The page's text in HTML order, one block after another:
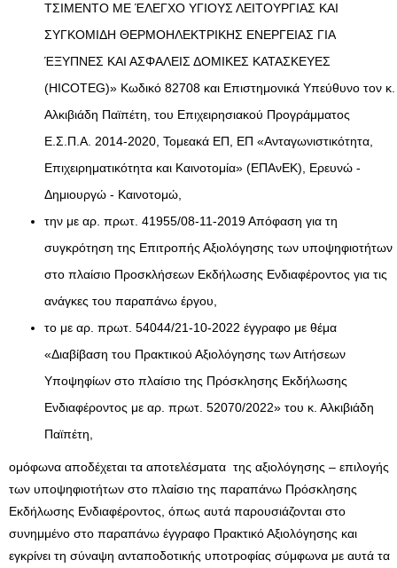
TΣΙΜΕΝΤΟ ΜΕ ΈΛΕΓΧΟ ΥΓΙΟΥΣ ΛΕΙΤΟΥΡΓΙΑΣ ΚΑΙ
ΣΥΓΚΟΜΙΔΗ ΘΕΡΜΟΗΛΕΚΤΡΙΚΗΣ ΕΝΕΡΓΕΙΑΣ ΓΙΑ
ΈΞΥΠΝΕΣ ΚΑΙ ΑΣΦΑΛΕΙΣ ΔΟΜΙΚΕΣ ΚΑΤΑΣΚΕΥΕΣ
(HICOTEG)» Κωδικό 82708 και Επιστημονικά Υπεύθυνο τον κ.
Αλκιβιάδη Παϊπέτη, του Επιχειρησιακού Προγράμματος
Ε.Σ.Π.Α. 2014-2020, Τομεακά ΕΠ, ΕΠ «Ανταγωνιστικότητα,
Επιχειρηματικότητα και Καινοτομία» (ΕΠΑνΕΚ), Ερευνώ -
Δημιουργώ - Καινοτομώ,
την με αρ. πρωτ. 41955/08-11-2019 Απόφαση για τη
συγκρότηση της Επιτροπής Αξιολόγησης των υποψηφιοτήτων
στο πλαίσιο Προσκλήσεων Εκδήλωσης Ενδιαφέροντος για τις
ανάγκες του παραπάνω έργου,
το με αρ. πρωτ. 54044/21-10-2022 έγγραφο με θέμα
«Διαβίβαση του Πρακτικού Αξιολόγησης των Αιτήσεων
Υποψηφίων στο πλαίσιο της Πρόσκλησης Εκδήλωσης
Ενδιαφέροντος με αρ. πρωτ. 52070/2022» του κ. Αλκιβιάδη
Παϊπέτη,
ομόφωνα αποδέχεται τα αποτελέσματα της αξιολόγησης – επιλογής
των υποψηφιοτήτων στο πλαίσιο της παραπάνω Πρόσκλησης
Εκδήλωσης Ενδιαφέροντος, όπως αυτά παρουσιάζονται στο
συνημμένο στο παραπάνω έγγραφο Πρακτικό Αξιολόγησης και
εγκρίνει τη σύναψη ανταποδοτικής υποτροφίας σύμφωνα με αυτά τα